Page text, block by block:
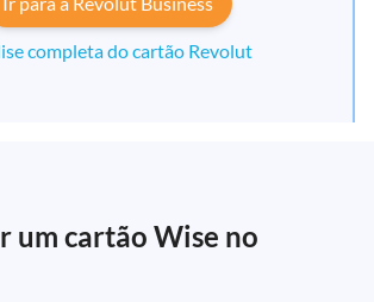
completa do cartão Revolut
um cartão Wise no